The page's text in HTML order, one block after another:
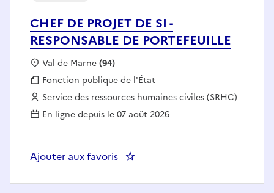
CHEF DE PROJET DE SI -
RESPONSABLE DE PORTEFEUILLE
Localisation :
Val de Marne(94)
Fonction publique :
Fonction publique de l'État
Employeur :
Service des ressources humaines civiles (SRHC)
En ligne depuis le 07 août 2026
Ajouter aux favoris : CHEF DE PROJET DE SI -